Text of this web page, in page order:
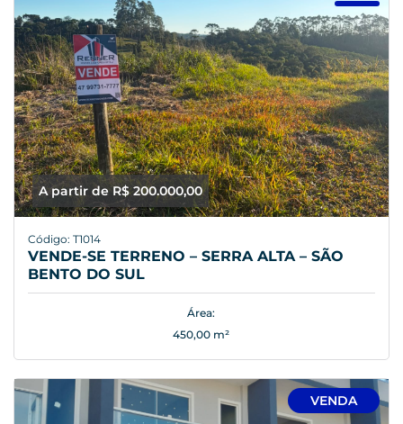
A partir de R$ 200.000,00
Código: T1014
VENDE-SE TERRENO – SERRA ALTA – SÃO
BENTO DO SUL
Área:
450,00 m²
VENDA